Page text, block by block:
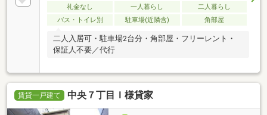
礼金なし 一人暮らし
二人暮らし
バス・トイレ別
駐車場(近隣含) 角部屋
二人入居可・駐車場2台分・角部屋・フリーレント・
保証人不要／代行
賃貸一戸建て 中央７丁目Ｉ様貸家